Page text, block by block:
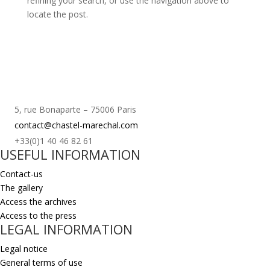
locate the post.
5, rue Bonaparte – 75006 Paris
contact@chastel-marechal.com
+33(0)1 40 46 82 61
USEFUL INFORMATION
Contact-us
The gallery
Access the archives
Access to the press
LEGAL INFORMATION
Legal notice
General terms of use